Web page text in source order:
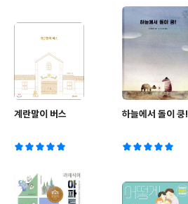
계란말이 버스 하늘에서 돌이 쿵!